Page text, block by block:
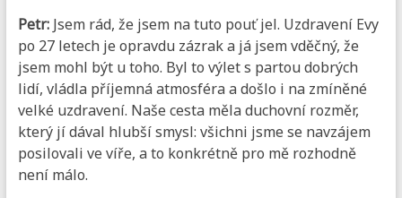
Petr:Jsem rád, že jsem na tuto pouť jel. Uzdravení Evy
po 27 letech je opravdu zázrak a já jsem vděčný, že
jsem mohl být u toho. Byl to výlet s partou dobrých
lidí, vládla příjemná atmosféra a došlo i na zmíněné
velké uzdravení. Naše cesta měla duchovní rozměr,
který jí dával hlubší smysl: všichni jsme se navzájem
posilovali ve víře, a to konkrétně pro mě rozhodně
není málo.